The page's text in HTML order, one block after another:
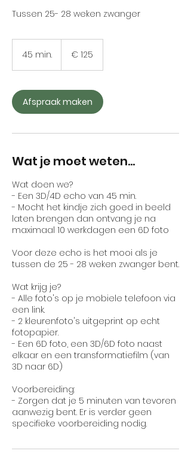
Tussen 25- 28 weken zwanger
45 min.
i
n
.
€ 125
Afspraak maken
Wat je moet weten...
Wat doen we?
- Een 3D/4D echo van 45 min.
- Mocht het kindje zich goed in beeld
laten brengen dan ontvang je na
maximaal 10 werkdagen een 6D foto
Voor deze echo is het mooi als je
tussen de 25 - 28 weken zwanger bent.
Wat krijg je?
- Alle foto's op je mobiele telefoon via
een link.
- 2 kleurenfoto's uitgeprint op echt
fotopapier.
- Een 6D foto, een 3D/6D foto naast
elkaar en een transformatiefilm (van
3D naar 6D)
Voorbereiding:
- Zorgen dat je 5 minuten van tevoren
aanwezig bent. Er is verder geen
specifieke voorbereiding nodig.